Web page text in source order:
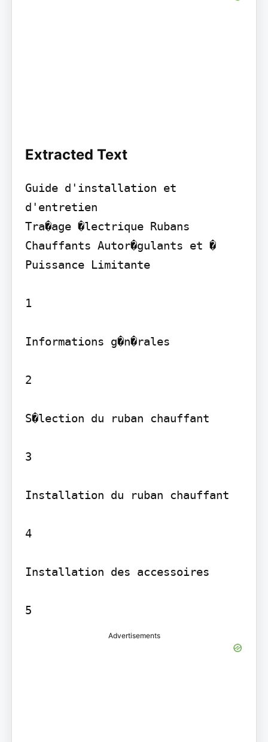
Extracted Text
Guide d'installation et
d'entretien
Tra�age �lectrique Rubans
Chauffants Autor�gulants et �
Puissance Limitante
1
Informations g�n�rales
2
S�lection du ruban chauffant
3
Installation du ruban chauffant
4
Installation des accessoires
Advertisements